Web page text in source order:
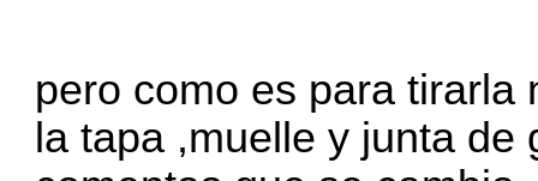
pero como es para tirarla
la tapa ,muelle y junta